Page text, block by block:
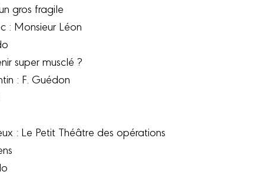
gros fragile
: Monsieur Léon
super musclé ?
: F. Guédon
: Le Petit Théâtre des opérations